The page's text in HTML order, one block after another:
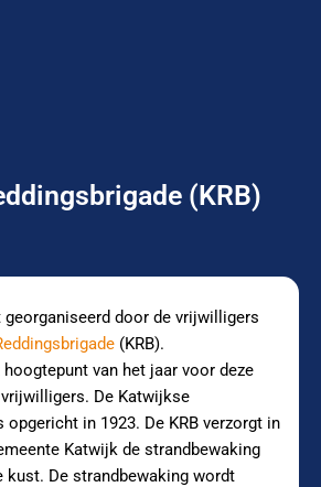
(KRB)
georganiseerd door de vrijwilligers
(KRB).
van het jaar voor deze
De Katwijkse
opgericht in 1923. De KRB verzorgt in
Katwijk de strandbewaking
kust. De strandbewaking wordt